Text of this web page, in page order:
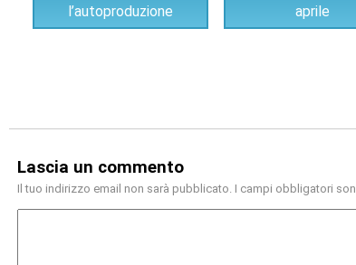
l’autoproduzione
aprile
Lascia un commento
Il tuo indirizzo email non sarà pubblicato. I campi obbligatori